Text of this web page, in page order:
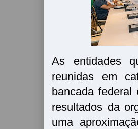
As entidades
reunidas em
bancada federal
resultados da
uma